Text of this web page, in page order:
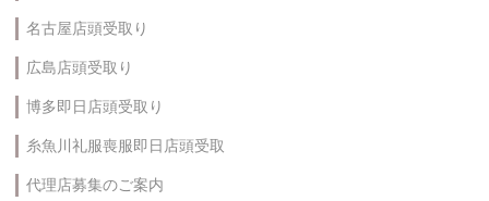
名古屋店頭受取り
広島店頭受取り
博多即日店頭受取り
糸魚川礼服喪服即日店頭受取
代理店募集のご案内